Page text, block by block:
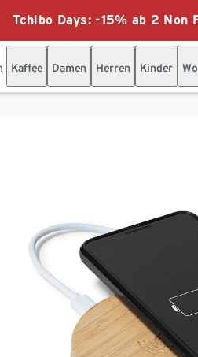
Tchibo Days: -15% ab 2
Kaffee Damen Herren Kinder